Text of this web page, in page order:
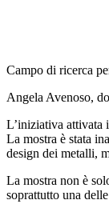
Campo di ricerca
Angela Avenoso,
L’iniziativa attivata
La mostra è stata
design dei metalli,
La mostra non è
soprattutto una